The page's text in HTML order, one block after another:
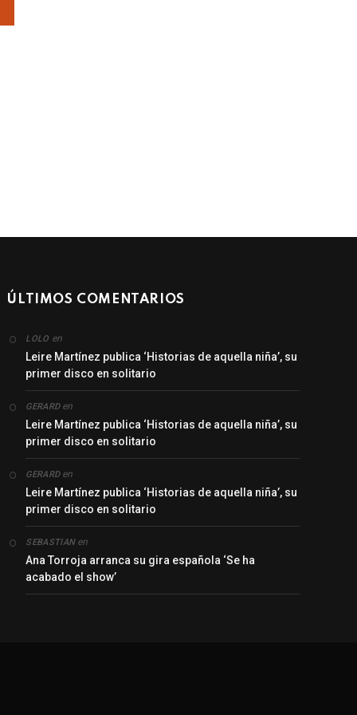
ÚLTIMOS COMENTARIOS
LOLO en
Leire Martínez publica ‘Historias de aquella niña’, su
primer disco en solitario
GERARDen
Leire Martínez publica ‘Historias de aquella niña’, su
primer disco en solitario
GERARDen
Leire Martínez publica ‘Historias de aquella niña’, su
primer disco en solitario
SEBASTIANen
Ana Torroja arranca su gira española ‘Se ha
acabado el show’